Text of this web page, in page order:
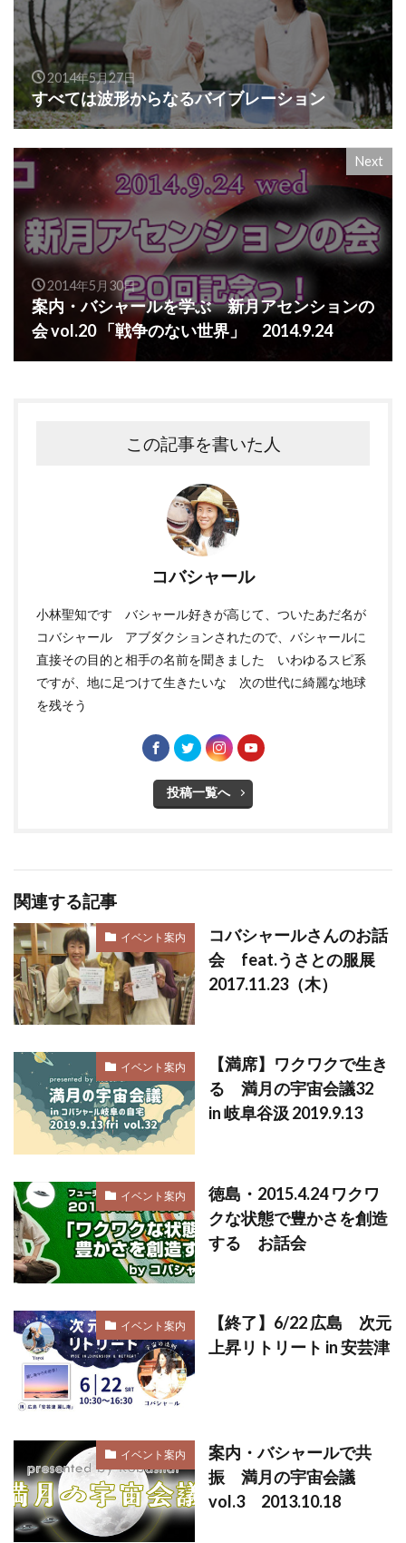
2014年5月27日
すべては波形からなるバイブレーション
Next
2014年5月30日
案内・バシャールを学ぶ 新月アセンションの
会 vol.20 「戦争のない世界」 2014.9.24
この記事を書いた人
コバシャール
小林聖知です バシャール好きが高じて、ついたあだ名が
コバシャール アブダクションされたので、バシャールに
直接その目的と相手の名前を聞きました いわゆるスピ系
ですが、地に足つけて生きたいな 次の世代に綺麗な地球
を残そう
投稿一覧へ
関連する記事
イベント案内
コバシャールさんのお話
会 feat.うさとの服展
2017.11.23（木）
イベント案内
【満席】ワクワクで生き
る 満月の宇宙会議32
in 岐阜谷汲 2019.9.13
イベント案内
徳島・2015.4.24 ワクワ
クな状態で豊かさを創造
する お話会
イベント案内
【終了】6/22 広島 次元
上昇リトリート in 安芸津
イベント案内
案内・バシャールで共
振 満月の宇宙会議
vol.3 2013.10.18